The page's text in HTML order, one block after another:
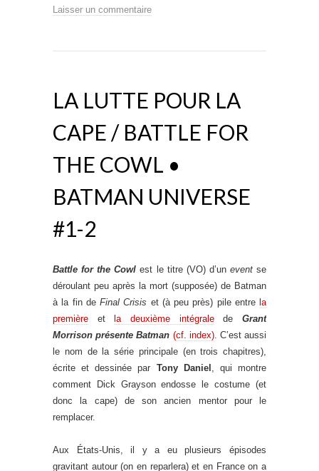
Laisser un commentaire
LA LUTTE POUR LA
CAPE / BATTLE FOR
THE COWL •
BATMAN UNIVERSE
#1-2
Battle for the Cowl est le titre (VO) d’un eventse
déroulant peu après la mort (supposée) de Batman
à la fin de Final Crisis et (à peu près) pile entre la
première et la deuxième intégraledeGrant
Morrison présente Batman (cf. index). C’est aussi
le nom de la série principale (en trois chapitres),
écrite et dessinée par Tony Daniel , qui montre
comment Dick Grayson endosse le costume (et
donc la cape) de son ancien mentor pour le
remplacer.
Aux États-Unis, il y a eu plusieurs épisodes
gravitant autour (on en reparlera) et en France on a